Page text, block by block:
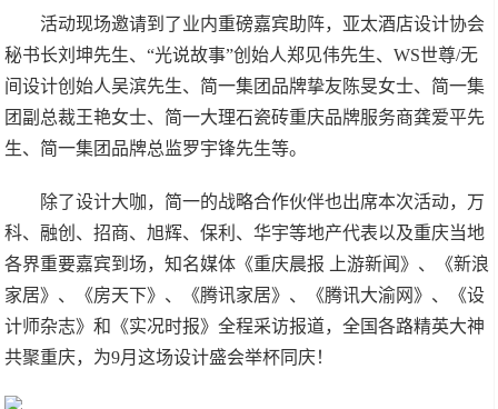
活动现场邀请到了业内重磅嘉宾助阵，亚太酒店设计协会
秘书长刘坤先生、“光说故事”创始人郑见伟先生、WS世尊/无
间设计创始人吴滨先生、简一集团品牌挚友陈旻女士、简一集
团副总裁王艳女士、简一大理石瓷砖重庆品牌服务商龚爱平先
生、简一集团品牌总监罗宇锋先生等。
除了设计大咖，简一的战略合作伙伴也出席本次活动，万
科、融创、招商、旭辉、保利、华宇等地产代表以及重庆当地
各界重要嘉宾到场，知名媒体《重庆晨报 上游新闻》、《新浪
家居》、《房天下》、《腾讯家居》、《腾讯大渝网》、《设
计师杂志》和《实况时报》全程采访报道，全国各路精英大神
共聚重庆，为9月这场设计盛会举杯同庆！